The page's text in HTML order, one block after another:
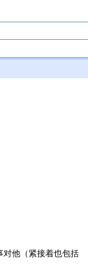
对他（紧接着也包括